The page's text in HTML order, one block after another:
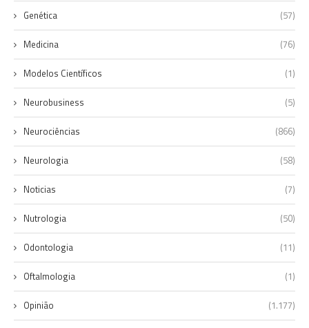
Genética (57)
Medicina (76)
Modelos Científicos (1)
Neurobusiness (5)
Neurociências (866)
Neurologia (58)
Noticias (7)
Nutrologia (50)
Odontologia (11)
Oftalmologia (1)
Opinião (1.177)